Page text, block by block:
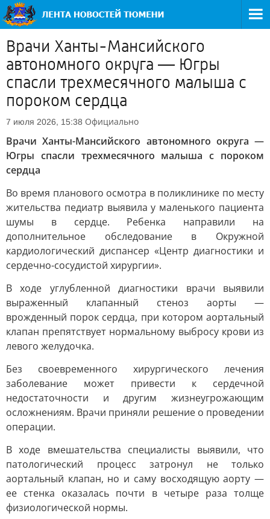
Врачи Ханты-Мансийского
автономного округа — Югры
спасли трехмесячного малыша с
пороком сердца
7 июля 2026, 15:38 Официально
Врачи Ханты-Мансийского автономного округа —
Югры спасли трехмесячного малыша с пороком
сердца
Во время планового осмотра в поликлинике по месту
жительства педиатр выявила у маленького пациента
шумы в сердце. Ребенка направили на
дополнительное обследование в Окружной
кардиологический диспансер «Центр диагностики и
сердечно-сосудистой хирургии».
В ходе углубленной диагностики врачи выявили
выраженный клапанный стеноз аорты —
врожденный порок сердца, при котором аортальный
клапан препятствует нормальному выбросу крови из
левого желудочка.
Без своевременного хирургического лечения
заболевание может привести к сердечной
недостаточности и другим жизнеугрожающим
осложнениям. Врачи приняли решение о проведении
операции.
В ходе вмешательства специалисты выявили, что
патологический процесс затронул не только
аортальный клапан, но и саму восходящую аорту —
ее стенка оказалась почти в четыре раза толще
физиологической нормы.